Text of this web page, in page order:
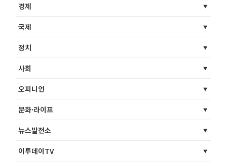
경제
국제
정치
사회
오피니언
문화·라이프
뉴스발전소
이투데이TV